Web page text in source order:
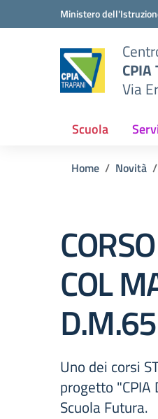
Vai ai contenuti
Vai al menu di navigazione
Ministero
Via
Scuola
Home Novità
COL
D.M.65
Uno dei corsi
progetto "CPIA
Scuola Futura.